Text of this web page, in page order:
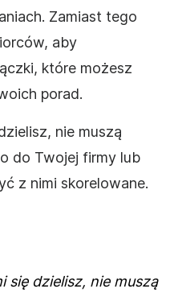
Zamiast tego
aby
które możesz
porad.
nie muszą
do Twojej firmy lub
z nimi skorelowane.
się dzielisz, nie muszą